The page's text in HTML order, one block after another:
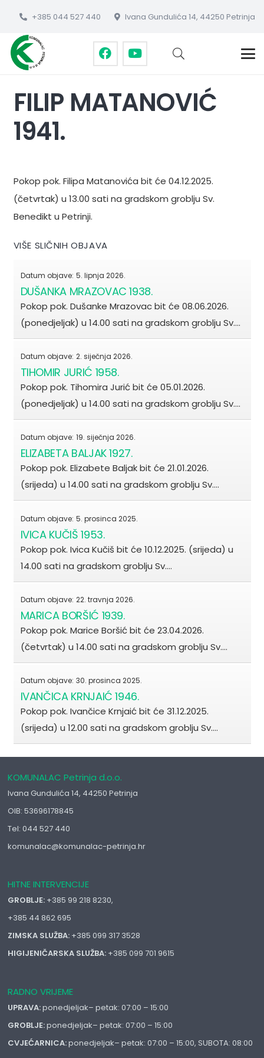
+385 044 527 440 Ivana Gundulića 14, 44250 Petrinja
FILIP MATANOVIĆ
1941.
Pokop pok. Filipa Matanovića bit će 04.12.2025.
(četvrtak) u 13.00 sati na gradskom groblju Sv.
Benedikt u Petrinji.
VIŠE SLIČNIH OBJAVA
Datum objave: 5. lipnja 2026.
DUŠANKA MRAZOVAC 1938.
Pokop pok. Dušanke Mrazovac bit će 08.06.2026.
(ponedjeljak) u 14.00 sati na gradskom groblju Sv.…
Datum objave: 2. siječnja 2026.
TIHOMIR JURIĆ 1958.
Pokop pok. Tihomira Jurić bit će 05.01.2026.
(ponedjeljak) u 14.00 sati na gradskom groblju Sv.…
Datum objave: 19. siječnja 2026.
ELIZABETA BALJAK 1927.
Pokop pok. Elizabete Baljak bit će 21.01.2026.
(srijeda) u 14.00 sati na gradskom groblju Sv.…
Datum objave: 5. prosinca 2025.
IVICA KUČIŠ 1953.
Pokop pok. Ivica Kučiš bit će 10.12.2025. (srijeda) u
14.00 sati na gradskom groblju Sv.…
Datum objave: 22. travnja 2026.
MARICA BORŠIĆ 1939.
Pokop pok. Marice Boršić bit će 23.04.2026.
(četvrtak) u 14.00 sati na gradskom groblju Sv.…
Datum objave: 30. prosinca 2025.
IVANČICA KRNJAIĆ 1946.
Pokop pok. Ivančice Krnjaić bit će 31.12.2025.
(srijeda) u 12.00 sati na gradskom groblju Sv.…
KOMUNALAC Petrinja d.o.o.
Ivana Gundulića 14, 44250 Petrinja
OIB: 53696178845
Tel: 044 527 440
komunalac@komunalac-petrinja.hr
HITNE INTERVENCIJE
GROBLJE: +385 99 218 8230,
+385 44 862 695
ZIMSKA SLUŽBA: +385 099 317 3528
HIGIJENIČARSKA SLUŽBA: +385 099 701 9615
RADNO VRIJEME
UPRAVA:ponedjeljak– petak: 07:00 – 15:00
GROBLJE:ponedjeljak– petak: 07:00 – 15:00
CVJEĆARNICA:ponedjeljak– petak: 07:00 – 15:00, SUBOTA: 08:00